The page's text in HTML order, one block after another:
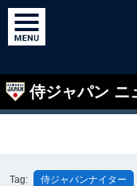
侍ジャパン ニ
Tag: 侍ジャパンナイター